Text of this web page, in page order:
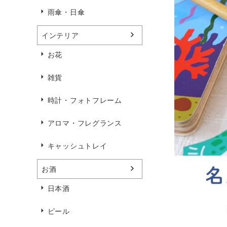
雨傘・日傘
インテリア
お花
雑貨
時計・フォトフレーム
アロマ・フレグランス
キャッシュトレイ
お酒
日本酒
ビール